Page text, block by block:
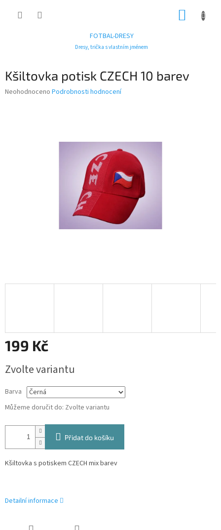
FOTBAL-DRESY
Dresy, trička s vlastním jménem
Kšiltovka potisk CZECH 10 barev
Průměrné
Neohodnoceno Podrobnosti hodnocení
199 Kč
cena:
Zvolte variantu
Barva
Můžeme doručit do: Zvolte variantu
Přidat do košíku
Kšiltovka s potiskem CZECH mix barev
Detailní informace